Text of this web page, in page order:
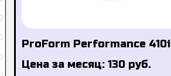
ProForm Performance 410i
Цена за месяц: 130 руб.